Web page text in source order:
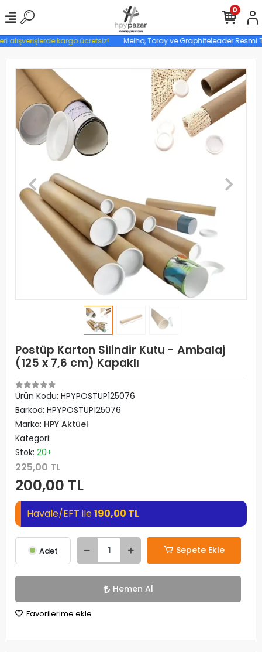
alışverişlerde kargo ücretsiz! Meiho, Toray ve Graphiteleader Resmi
0
Postüp Karton Silindir Kutu - Ambalaj
(125 x 7,6 cm) Kapaklı
Ürün Kodu: HPYPOSTUP125076
Barkod: HPYPOSTUP125076
Marka: HPY Aktüel
Kategori:
Stok: 20+
225,00 TL
200,00 TL
Havale/EFT ile190,00 TL
Adet Sepete Ekle
Hemen Al
Favorilerime ekle